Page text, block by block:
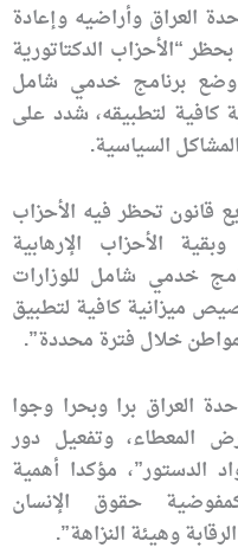
العراق وأراضيه وإعادة
“الأحزاب الدكتاتورية
وضع برنامج خدمي شامل
كافية لتطبيقه، شدد على
السياسية.
قانون تحظر فيه الأحزاب
الأحزاب الإرهابية
خدمي شامل للوزارات
ميزانية كافية لتطبيق
خلال فترة محددة”.
العراق برا وبحرا وجوا
المعطاء، وتفعيل دور
الدستور”، مؤكدا أهمية
حقوق الإنسان
وهيئة النزاهة”.